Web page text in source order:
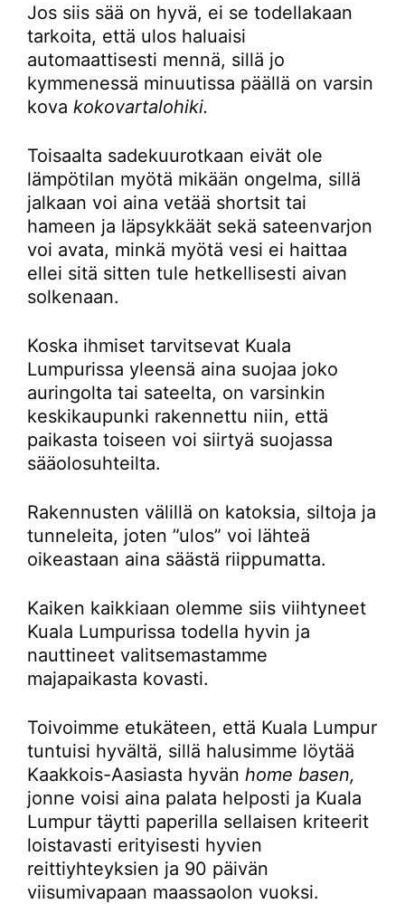
Jos siis sää on hyvä, ei se todellakaan
tarkoita, että ulos haluaisi
automaattisesti mennä, sillä jo
kymmenessä minuutissa päällä on varsin
kova kokovartalohiki.
Toisaalta sadekuurotkaan eivät ole
lämpötilan myötä mikään ongelma, sillä
jalkaan voi aina vetää shortsit tai
hameen ja läpsykkäät sekä sateenvarjon
voi avata, minkä myötä vesi ei haittaa
ellei sitä sitten tule hetkellisesti aivan
solkenaan.
Koska ihmiset tarvitsevat Kuala
Lumpurissa yleensä aina suojaa joko
auringolta tai sateelta, on varsinkin
keskikaupunki rakennettu niin, että
paikasta toiseen voi siirtyä suojassa
sääolosuhteilta.
Rakennusten välillä on katoksia, siltoja ja
tunneleita, joten ”ulos” voi lähteä
oikeastaan aina säästä riippumatta.
Kaiken kaikkiaan olemme siis viihtyneet
Kuala Lumpurissa todella hyvin ja
nauttineet valitsemastamme
majapaikasta kovasti.
Toivoimme etukäteen, että Kuala Lumpur
tuntuisi hyvältä, sillä halusimme löytää
Kaakkois-Aasiasta hyvän home basen,
jonne voisi aina palata helposti ja Kuala
Lumpur täytti paperilla sellaisen kriteerit
loistavasti erityisesti hyvien
reittiyhteyksien ja 90 päivän
viisumivapaan maassaolon vuoksi.